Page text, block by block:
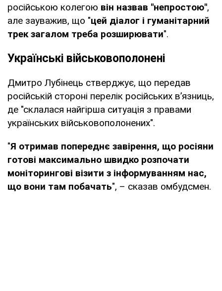
російською колегою він назвав "непростою",
але зауважив, що "цей діалог і гуманітарний
трек загалом треба розширювати".
Українські військовополонені
Дмитро Лубінець стверджує, що передав
російській стороні перелік російських в’язниць,
де "склалася найгірша ситуація з правами
українських військовополонених".
"Я отримав попереднє завірення, що росіяни
готові максимально швидко розпочати
моніторингові візити з інформуванням нас,
що вони там побачать", – сказав омбудсмен.